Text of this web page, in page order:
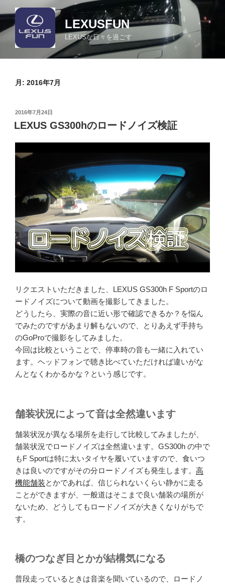
ン
テ
LEXUSFUN
LEXUSな日々を過ごす
月: 2016年7月
投
稿
日:
2016年7月24日
LEXUS GS300hのロードノイズ検証
リクエストいただきました、LEXUS GS300h F Sportのロ
ードノイズについて動画を撮影してきました。
どうしたら、実際の音に近い形で確認できるか？を悩ん
でみたのですがあまり解もないので、とりあえず手持ち
のGoProで撮影をしてみました。
今回は比較ということで、停車時の音も一緒に入れてい
ます。ヘッドフォンで聴き比べていただければ違いがな
んとなくわかるかな？という感じです。
舗装状況によって音は全然違います
舗装状況が異なる場所を走行して比較してみましたが、
舗装状況でロードノイズは全然違います。GS300h の中で
もF Sportは特に太いタイヤを履いていますので、食いつ
きは良いのですがその分ロードノイズも発生します。 高
機能舗装とかであれば、信じられないくらい静かに走る
ことができますが、一般道はそこまで良い舗装の場所が
ないため、どうしてもロードノイズが大きくなりがちで
す。
橋のつなぎ目とかが結構気になる
普段走っているときは音楽を聞いているので、ロードノ